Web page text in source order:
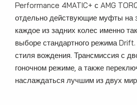
Performance 4MATIC+ с AMG
отдельно действующие муфты на
каждое из задних колес именно
выборе стандартного режима
стиля вождения. Трансмиссия с
гоночном режиме, а также
наслаждаться лучшим из двух